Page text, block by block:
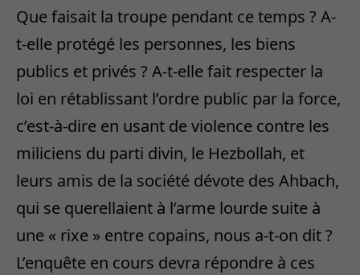
Que faisait la troupe pendant ce temps ? A-
t-elle protégé les personnes, les biens
publics et privés ? A-t-elle fait respecter la
loi en rétablissant l’ordre public par la force,
c’est-à-dire en usant de violence contre les
miliciens du parti divin, le Hezbollah, et
leurs amis de la société dévote des Ahbach,
qui se querellaient à l’arme lourde suite à
une « rixe » entre copains, nous a-t-on dit ?
L’enquête en cours devra répondre à ces